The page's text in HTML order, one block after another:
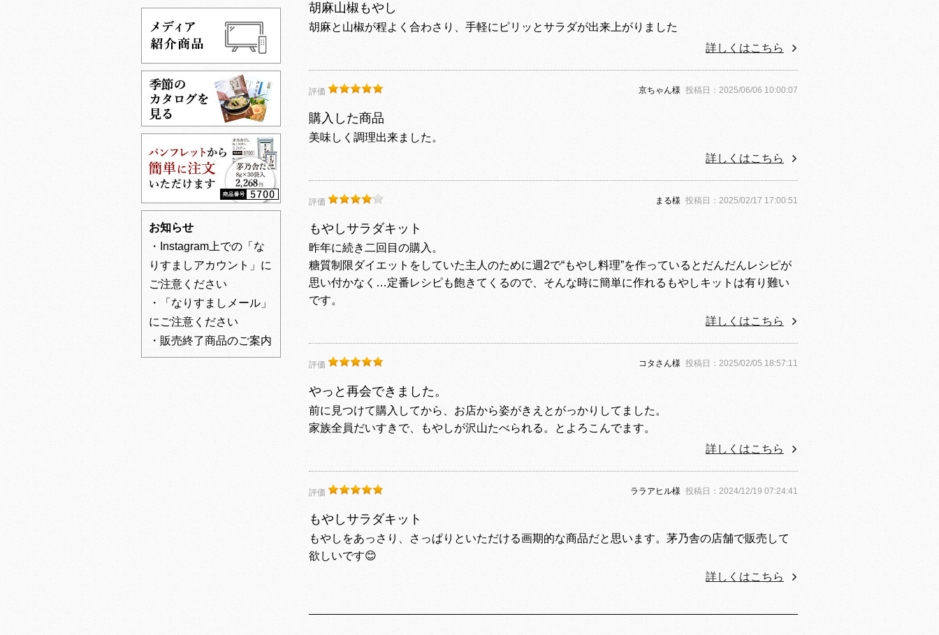
お知らせ
・Instagram上での「な
りすましアカウント」に
ご注意ください
・「なりすましメール」
にご注意ください
・販売終了商品のご案内
胡麻山椒もやし
胡麻と山椒が程よく合わさり、手軽にピリッとサラダが出来上がりました
詳しくはこちら
評価 京ちゃん様 投稿日： 2025/06/06 10:00:07
購入した商品
美味しく調理出来ました。
詳しくはこちら
評価 まる様 投稿日： 2025/02/17 17:00:51
もやしサラダキット
昨年に続き二回目の購入。
糖質制限ダイエットをしていた主人のために週2で“もやし料理”を作っているとだんだんレシピが
思い付かなく…定番レシピも飽きてくるので、そんな時に簡単に作れるもやしキットは有り難い
です。
詳しくはこちら
評価 コタさん様 投稿日： 2025/02/05 18:57:11
やっと再会できました。
前に見つけて購入してから、お店から姿がきえとがっかりしてました。
家族全員だいすきで、もやしが沢山たべられる。とよろこんでます。
詳しくはこちら
評価 ララアヒル様 投稿日： 2024/12/19 07:24:41
もやしサラダキット
もやしをあっさり、さっぱりといただける画期的な商品だと思います。茅乃舎の店舗で販売して
欲しいです😊
詳しくはこちら